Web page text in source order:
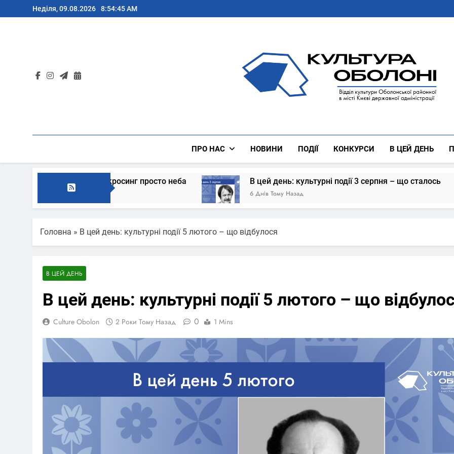
до
Неділя, 09.08.2026 8:54:46 AM
Культура Оболоні
ПРО НАС НОВИНИ ПОДІЇ КОНКУРСИ В ЦЕЙ ДЕНЬ
традиційний буккросинг просто неба В цей день: культурні події 3 серпня – що сталось
6 Днів Тому Назад
Головна » В цей день: культурні події 5 лютого – що відбулося
В ЦЕЙ ДЕНЬ
В цей день: культурні події 5 лютого – що
Culture Obolon 2 Роки Тому Назад 0 1 Mins